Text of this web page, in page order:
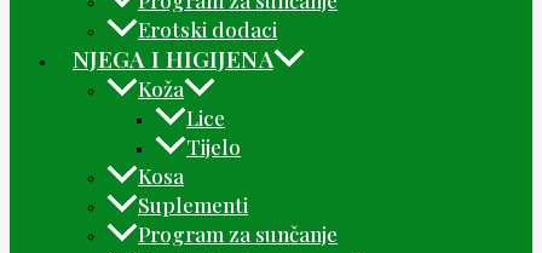
Erotski dodaci
NJEGA I HIGIJENA
Koža
Lice
Tijelo
Kosa
Suplementi
Program za sunčanje